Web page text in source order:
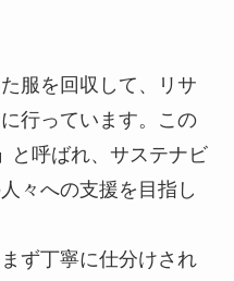
服を回収して、リサ
行っています。
この
と呼ばれ、サステナビ
々への支援を目指し
ず丁寧に仕分けされ